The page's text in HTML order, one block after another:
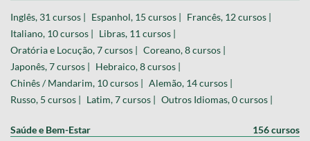
Inglês, 31 cursos | Espanhol, 15 cursos | Francês, 12 cursos |
Italiano, 10 cursos | Libras, 11 cursos |
Oratória e Locução, 7 cursos | Coreano, 8 cursos |
Japonês, 7 cursos | Hebraico, 8 cursos |
Chinês / Mandarim, 10 cursos | Alemão, 14 cursos |
Russo, 5 cursos | Latim, 7 cursos | Outros Idiomas, 0 cursos |
Saúde e Bem-Estar 156 cursos